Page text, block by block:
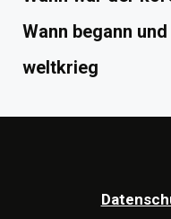
Wann begann
weltkrieg